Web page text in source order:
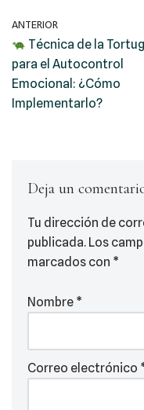
ANTERIOR
Técnica de la
para el Autocontrol
Emocional: ¿Cómo
Implementarlo?
Deja un
Tu dirección de
publicada. Los
marcados con *
Nombre *
Correo electrónico